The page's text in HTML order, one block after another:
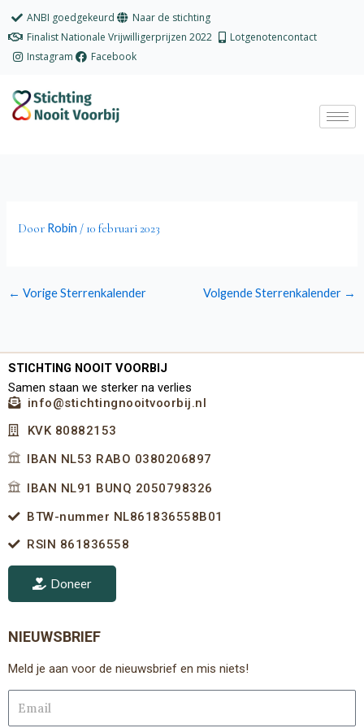
ANBI goedgekeurd
Naar de stichting
Finalist Nationale Vrijwilligerprijzen 2022
Lotgenotencontact
Instagram
Facebook
Door Robin / 10 februari 2023
← Vorige Sterrenkalender Volgende Sterrenkalender →
STICHTING NOOIT VOORBIJ
Samen staan we sterker na verlies
info@stichtingnooitvoorbij.nl
KVK 80882153
IBAN NL53 RABO 0380206897
IBAN NL91 BUNQ 2050798326
BTW-nummer NL861836558B01
RSIN 861836558
Doneer
NIEUWSBRIEF
Meld je aan voor de nieuwsbrief en mis niets!